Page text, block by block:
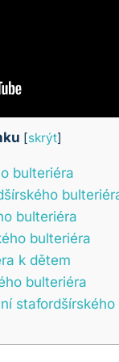
[skrýt]
bulteriéra
bulteriéra
bulteriéra
k dětem
bulteriéra
stafordšírského